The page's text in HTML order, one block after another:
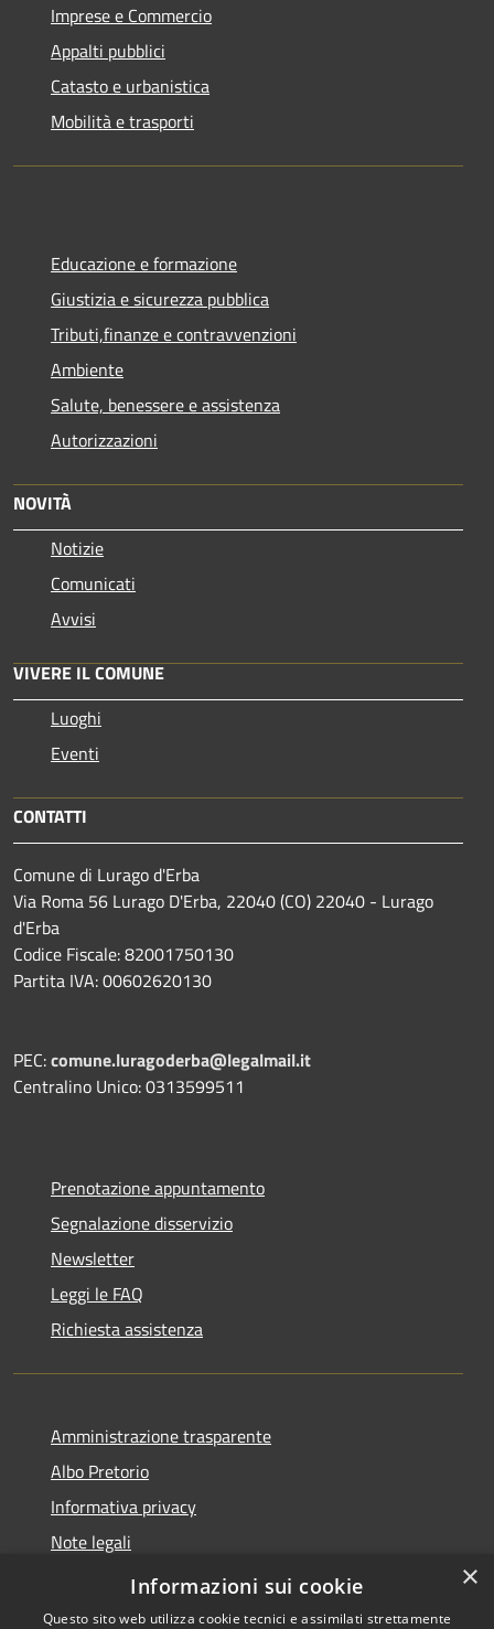
Imprese e Commercio
Appalti pubblici
Catasto e urbanistica
Mobilità e trasporti
Educazione e formazione
Giustizia e sicurezza pubblica
Tributi,finanze e contravvenzioni
Ambiente
Salute, benessere e assistenza
Autorizzazioni
NOVITÀ
Notizie
Comunicati
Avvisi
VIVERE IL COMUNE
Luoghi
Eventi
CONTATTI
Comune di Lurago d'Erba
Via Roma 56 Lurago D'Erba, 22040 (CO) 22040 - Lurago
d'Erba
Codice Fiscale: 82001750130
Partita IVA: 00602620130
PEC:comune.luragoderba@legalmail.it
Centralino Unico: 0313599511
Prenotazione appuntamento
Segnalazione disservizio
Newsletter
Leggi le FAQ
Richiesta assistenza
Amministrazione trasparente
Albo Pretorio
Informativa privacy
Note legali
Dichiarazione di accessibilità
×
Informazioni sui cookie
Questo sito web utilizza cookie tecnici e assimilati strettamente